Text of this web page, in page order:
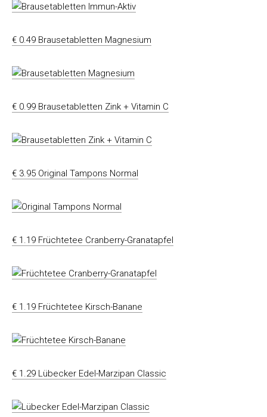
€ 0.49 Brausetabletten Magnesium
€ 0.99 Brausetabletten Zink + Vitamin C
€ 3.95 Original Tampons Normal
€ 1.19 Früchtetee Cranberry-Granatapfel
€ 1.19 Früchtetee Kirsch-Banane
€ 1.29 Lübecker Edel-Marzipan Classic